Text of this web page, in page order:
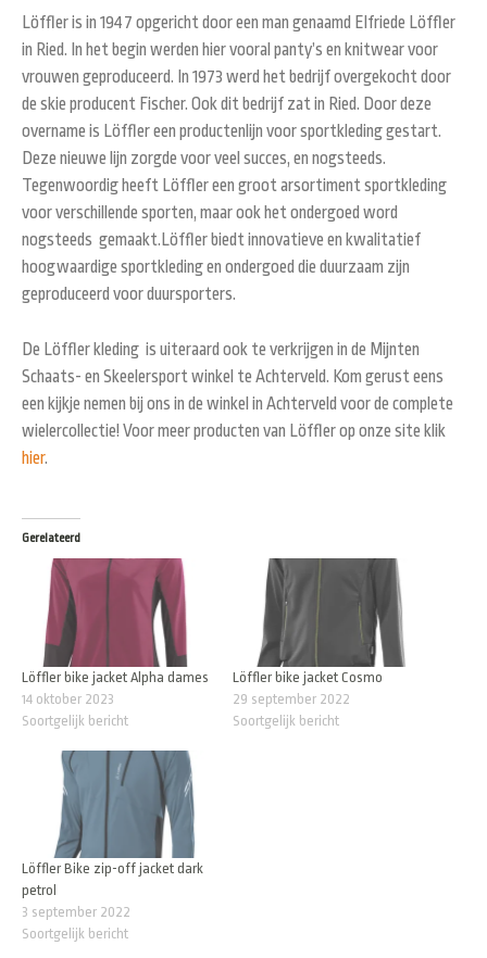
Löffler is in 1947 opgericht door een man genaamd Elfriede Löffler
in Ried. In het begin werden hier vooral panty’s en knitwear voor
vrouwen geproduceerd. In 1973 werd het bedrijf overgekocht door
de skie producent Fischer. Ook dit bedrijf zat in Ried. Door deze
overname is Löffler een productenlijn voor sportkleding gestart.
Deze nieuwe lijn zorgde voor veel succes, en nogsteeds.
Tegenwoordig heeft Löffler een groot arsortiment sportkleding
voor verschillende sporten, maar ook het ondergoed word
nogsteeds gemaakt.Löffler biedt innovatieve en kwalitatief
hoogwaardige sportkleding en ondergoed die duurzaam zijn
geproduceerd voor duursporters.
De Löffler kleding is uiteraard ook te verkrijgen in de Mijnten
Schaats- en Skeelersport winkel te Achterveld. Kom gerust eens
een kijkje nemen bij ons in de winkel in Achterveld voor de complete
wielercollectie! Voor meer producten van Löffler op onze site klik
hier.
Gerelateerd
Löffler bike jacket Alpha dames
14 oktober 2023
Soortgelijk bericht
Löffler bike jacket Cosmo
29 september 2022
Soortgelijk bericht
Löffler Bike zip-off jacket dark
petrol
3 september 2022
Soortgelijk bericht